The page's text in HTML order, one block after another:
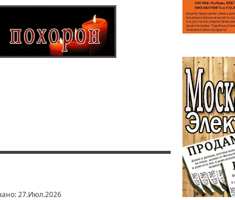
27.Июл.2026